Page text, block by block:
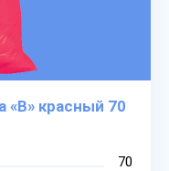
«В» красный 70
70